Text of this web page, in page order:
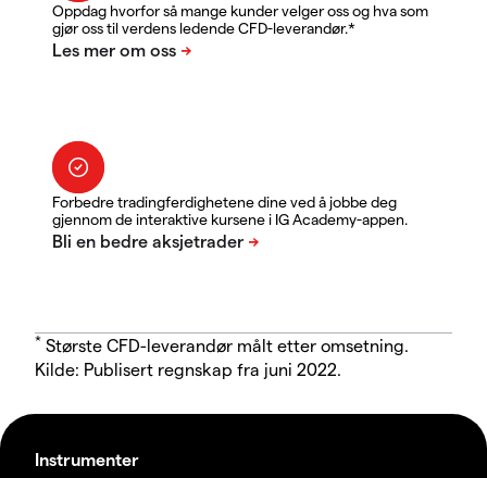
Oppdag hvorfor så mange kunder velger oss og hva som
gjør oss til verdens ledende CFD-leverandør.*
Forbedre tradingferdighetene dine ved å jobbe deg
gjennom de interaktive kursene i IG Academy-appen.
* Største CFD-leverandør målt etter omsetning.
Kilde: Publisert regnskap fra juni 2022.
Instrumenter